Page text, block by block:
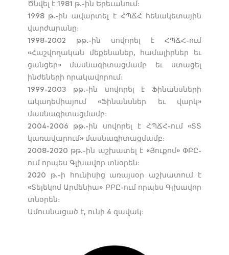
Ծնվել է 1981 թ.-ին Երեւանում։
1998 թ.-ին ավարտել է ՀՊՃՀ հենակետային
վարժարանը։
1998-2002 թթ.-ին սովորել է ՀՊՃՀ-ում
«Հաշվողական մեքենաներ, համալիրներ եւ
ցանցեր» մասնագիտացմամբ եւ ստացել
ինժեների որակավորում։
1999-2003 թթ.-ին սովորել է Ֆինանսների
ակադեմիայում «Ֆինանսներ եւ վարկ»
մասնագիտացմամբ։
2004-2006 թթ.-ին սովորել է ՀՊՃՀ-ում «ՏՏ
կառավարում» մասնագիտացմամբ։
2008-2020 թթ.-ին աշխատել է «Յուքոմ» ՓԲԸ-
ում որպես Գլխավոր տնօրեն։
2020 թ.-ի հունիսից առայսօր աշխատում է
«Տելեկոմ Արմենիա» ԲԲԸ-ում որպես Գլխավոր
տնօրեն։
Ամուսնացած է, ունի 4 զավակ։